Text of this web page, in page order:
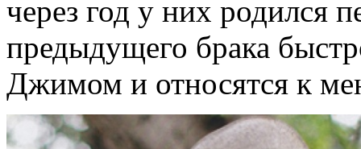
через год у них родился
предыдущего брака
Джимом и относятся к